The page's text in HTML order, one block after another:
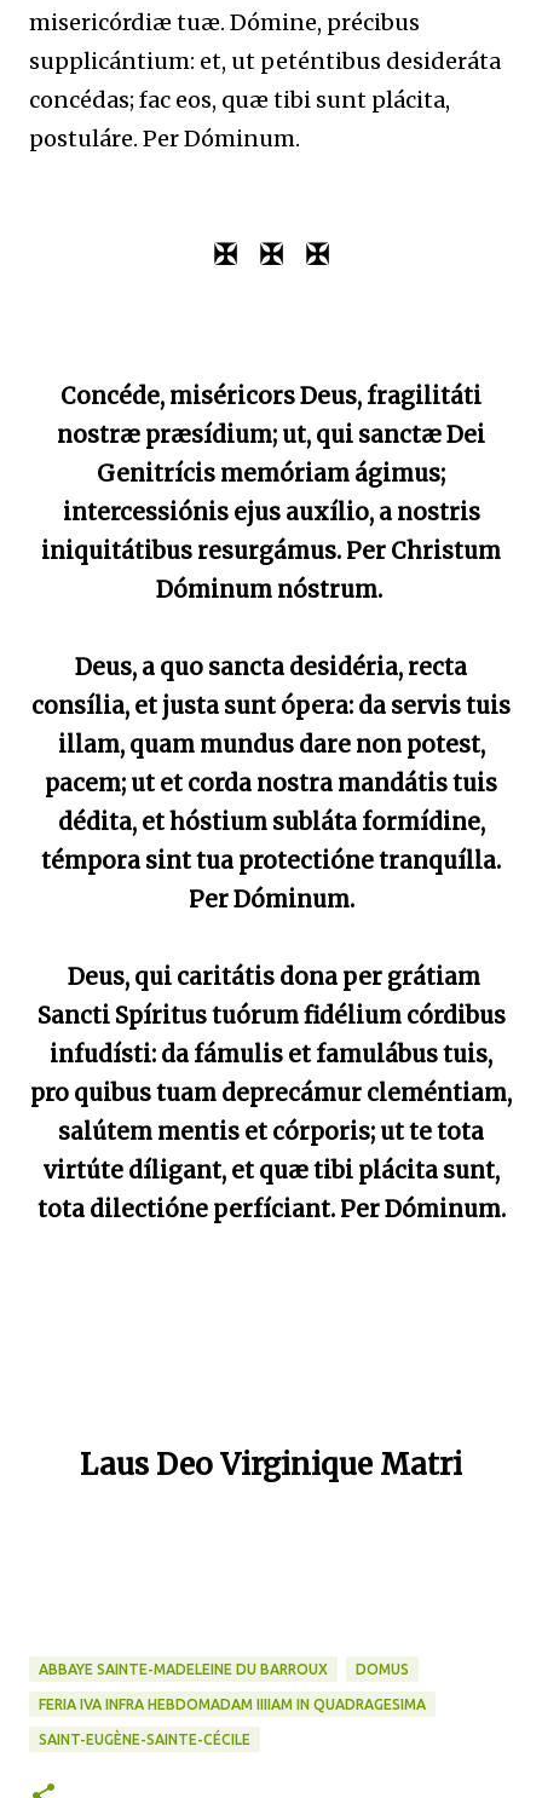
misericórdiæ tuæ. Dómine, précibus
supplicántium: et, ut peténtibus desideráta
concédas; fac eos, quæ tibi sunt plácita,
postuláre. Per Dóminum.
✠ ✠ ✠
Concéde, miséricors Deus, fragilitáti
nostræ præsídium; ut, qui sanctæ Dei
Genitrícis memóriam ágimus;
intercessiónis ejus auxílio, a nostris
iniquitátibus resurgámus. Per Christum
Dóminum nóstrum.
Deus, a quo sancta desidéria, recta
consília, et justa sunt ópera: da servis tuis
illam, quam mundus dare non potest,
pacem; ut et corda nostra mandátis tuis
dédita, et hóstium subláta formídine,
témpora sint tua protectióne tranquílla.
Per Dóminum.
Deus, qui caritátis dona per grátiam
Sancti Spíritus tuórum fidélium córdibus
infudísti: da fámulis et famulábus tuis,
pro quibus tuam deprecámur cleméntiam,
salútem mentis et córporis; ut te tota
virtúte díligant, et quæ tibi plácita sunt,
tota dilectióne perfíciant. Per Dóminum.
Laus Deo Virginique Matri
ABBAYE SAINTE-MADELEINE DU BARROUX DOMUS
FERIA IVA INFRA HEBDOMADAM IIIIAM IN QUADRAGESIMA
SAINT-EUGÈNE-SAINTE-CÉCILE